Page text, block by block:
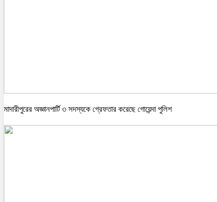
মাদারীপুরের অজ্ঞানপার্টি ৩ সদস্যকে গ্রেফতার করেছে গোয়েন্দা পুলিশ